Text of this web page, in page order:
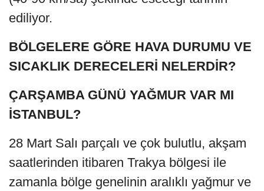
ediliyor.
BÖLGELERE GÖRE HAVA DURUMU VE
SICAKLIK DERECELERİ NELERDİR?
ÇARŞAMBA GÜNÜ YAĞMUR VAR MI
İSTANBUL?
28 Mart Salı parçalı ve çok bulutlu, akşam
saatlerinden itibaren Trakya bölgesi ile
zamanla bölge genelinin aralıklı yağmur ve